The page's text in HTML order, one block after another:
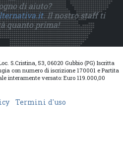
di aiuto?
. Il nostro staff ti
quanto prima!
S.Cristina, 53, 06020 Gubbio (PG) Iscritta
con numero di iscrizione 170001 e Partita
interamente versato: Euro 119.000,00
Termini d'uso